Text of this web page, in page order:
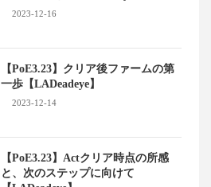
2023-12-16
【PoE3.23】クリア後ファームの第
一歩【LADeadeye】
2023-12-14
【PoE3.23】Actクリア時点の所感
と、次のステップに向けて